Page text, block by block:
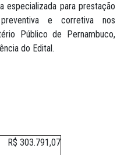
especializada para prestação
e corretiva nos
Público de Pernambuco,
do Edital.
R$ 303.791,07